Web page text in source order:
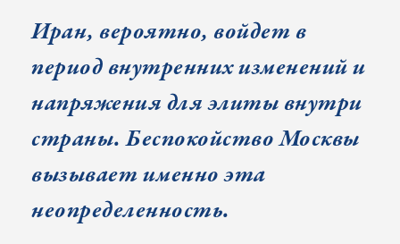
Иран, вероятно, войдет в
период внутренних изменений и
напряжения для элиты внутри
страны. Беспокойство Москвы
вызывает именно эта
неопределенность.